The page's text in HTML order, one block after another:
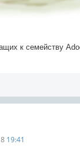
к семейству
19:41